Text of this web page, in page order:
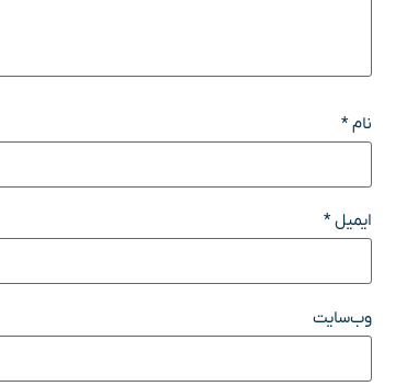
نام*
ایمیل*
وب‌سایت